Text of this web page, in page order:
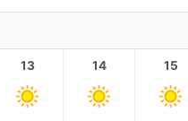
13 14 15